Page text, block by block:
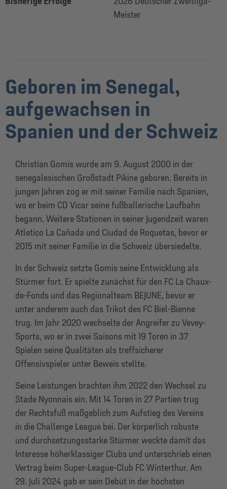
Meister
Geboren im Senegal,
aufgewachsen in
Spanien und der Schweiz
Christian Gomis wurde am 9. August 2000 in der
senegalesischen Großstadt Pikine geboren. Bereits in
jungen Jahren zog er mit seiner Familie nach Spanien,
wo er beim CD Vicar seine fußballerische Laufbahn
begann. Weitere Stationen in seiner Jugendzeit waren
Atletico La Cañada und Ciudad de Roquetas, bevor er
2015 mit seiner Familie in die Schweiz übersiedelte.
In der Schweiz setzte Gomis seine Entwicklung als
Stürmer fort. Er spielte zunächst für den FC La Chaux-
de-Fonds und das Regionalteam BEJUNE, bevor er
unter anderem auch das Trikot des FC Biel-Bienne
trug. Im Jahr 2020 wechselte der Angreifer zu Vevey-
Sports, wo er in zwei Saisons mit 19 Toren in 37
Spielen seine Qualitäten als treffsicherer
Offensivspieler unter Beweis stellte.
Seine Leistungen brachten ihm 2022 den Wechsel zu
Stade Nyonnais ein. Mit 14 Toren in 27 Partien trug
der Rechtsfuß maßgeblich zum Aufstieg des Vereins
in die Challenge League bei. Der körperlich robuste
und durchsetzungsstarke Stürmer weckte damit das
Interesse höherklassiger Clubs und unterschrieb einen
Vertrag beim Super-League-Club FC Winterthur. Am
29. Juli 2024 gab er sein Debüt in der höchsten